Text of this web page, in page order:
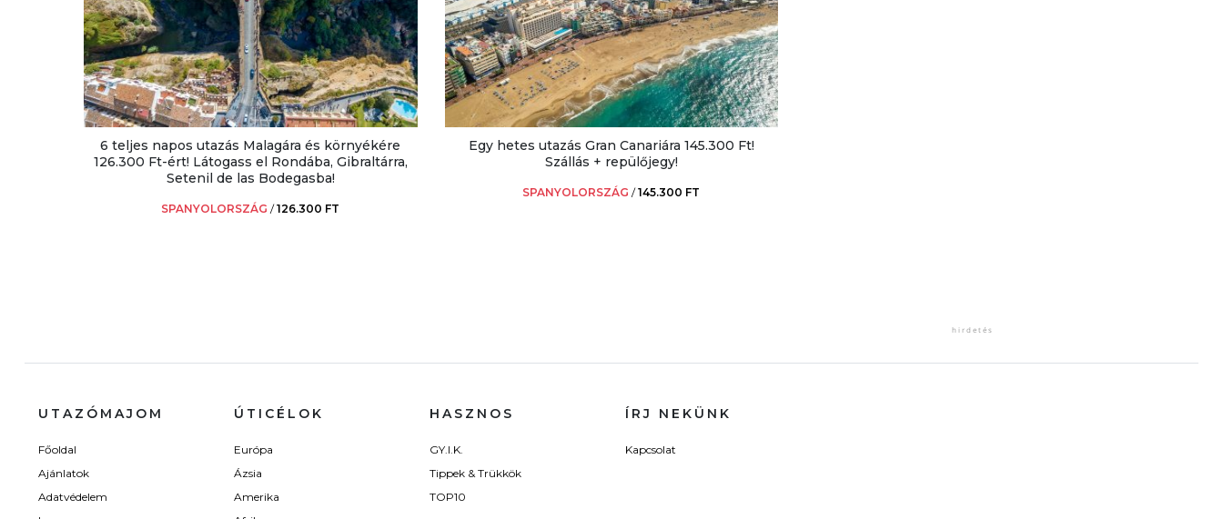
6 teljes napos utazás Malagára és környékére
126.300 Ft-ért! Látogass el Rondába, Gibraltárra,
Setenil de las Bodegasba!
SPANYOLORSZÁG /126.300 FT
Egy hetes utazás Gran Canariára 145.300 Ft!
Szállás + repülőjegy!
SPANYOLORSZÁG /145.300 FT
UTAZÓMAJOM
Főoldal
Ajánlatok
Adatvédelem
ÚTICÉLOK
Európa
Ázsia
Amerika
HASZNOS
GY.I.K.
Tippek & Trükkök
TOP10
ÍRJ NEKÜNK
Kapcsolat